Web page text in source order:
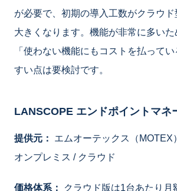
が必要で、初期の導入工数がクラウ
大きくなります。機能が非常に多い
「使わない機能にもコストを払って
すい点は要検討です。
LANSCOPE エンドポイントマネ
提供元： エムオーテックス（
オンプレミス / クラウド
価格体系：
クラウド版は1台あたり月